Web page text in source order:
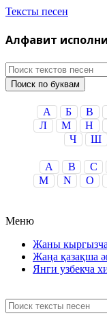
Тексты песен
Алфавит
Поиск по буквам
А Б В
Л
М Н
Ч
Ш
A B C
M
N O
Меню
Жаны кыргызча
Жаңа қазақша
Янги узбекча